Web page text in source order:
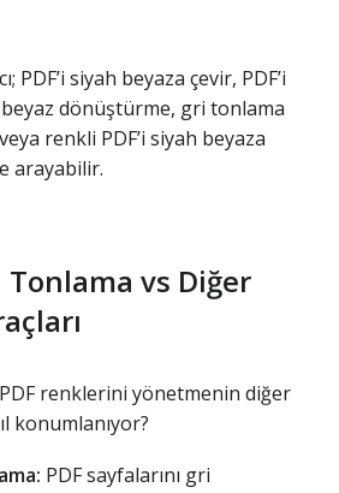
PDF’i siyah beyaza çevir, PDF’i
dönüştürme, gri tonlama
renkli PDF’i siyah beyaza
arayabilir.
Tonlama vs Diğer
renklerini yönetmenin diğer
konumlanıyor?
PDF sayfalarını gri